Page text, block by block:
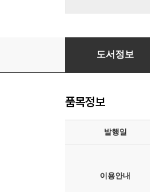
관동대지진 조선인
도서정보
품목정보
발행일
이용안내